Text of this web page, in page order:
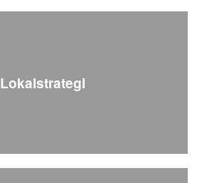
Lokalstrategi